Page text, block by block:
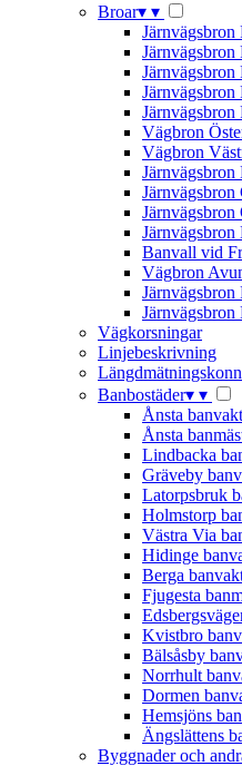
Broar▾ ▾
Vägbron
Vägbron
Banvall vid
Vägbron
Järnvägsbron
Järnvägsbron
Vägkorsningar
Linjebeskrivning
Banbostäder▾ ▾
Ånsta
Ånsta
Lindbacka
Gräveby
Latorpsbruk
Holmstorp
Västra Via
Hidinge
Berga
Fjugesta
Kvistbro
Bälsåsby
Norrhult
Dormen
Hemsjöns
Ängslättens
Byggnader och